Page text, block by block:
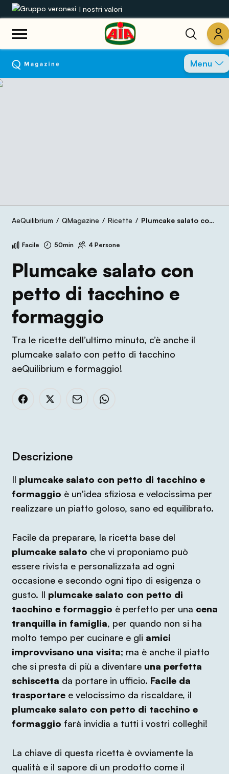
I nostri valori
Le nostre gamme
Ricette
Menu
AeQuilibrium QMagazine Ricette Plumcake salato con petto di tacchino e formaggio
Facile 50min 4 Persone
Plumcake salato con
petto di tacchino e
formaggio
Tra le ricette dell’ultimo minuto, c’è anche il
plumcake salato con petto di tacchino
aeQuilibrium e formaggio!
Descrizione
Il plumcake salato con petto di tacchino e
formaggio è un'idea sfiziosa e velocissima per
realizzare un piatto goloso, sano ed equilibrato.
Facile da preparare, la ricetta base del
plumcake salato che vi proponiamo può
essere rivista e personalizzata ad ogni
occasione e secondo ogni tipo di esigenza o
gusto. Il plumcake salato con petto di
tacchino e formaggio è perfetto per una cena
tranquilla in famiglia, per quando non si ha
molto tempo per cucinare e gli amici
improvvisano una visita; ma è anche il piatto
che si presta di più a diventare una perfetta
schiscetta da portare in ufficio. Facile da
trasportaree velocissimo da riscaldare, il
plumcake salato con petto di tacchino e
formaggio farà invidia a tutti i vostri colleghi!
La chiave di questa ricetta è ovviamente la
qualità e il sapore di un prodotto come il